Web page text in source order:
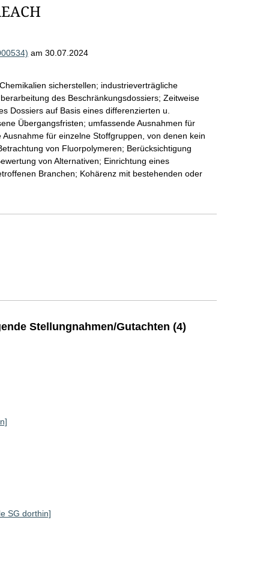
am 30.07.2024
sicherstellen; industrieverträgliche
des Beschränkungsdossiers; Zeitweise
Dossiers auf Basis eines differenzierten u.
Übergangsfristen; umfassende Ausnahmen für
für einzelne Stoffgruppen, von denen kein
von Fluorpolymeren; Berücksichtigung
von Alternativen; Einrichtung eines
Branchen; Kohärenz mit bestehenden oder
Stellungnahmen/Gutachten (4)
SG dorthin]